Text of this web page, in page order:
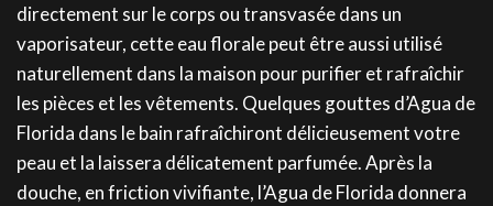
directement sur le corps ou transvasée dans un
vaporisateur, cette eau florale peut être aussi utilisé
naturellement dans la maison pour purifier et rafraîchir
les pièces et les vêtements. Quelques gouttes d’Agua de
Florida dans le bain rafraîchiront délicieusement votre
peau et la laissera délicatement parfumée. Après la
douche, en friction vivifiante, l’Agua de Florida donnera